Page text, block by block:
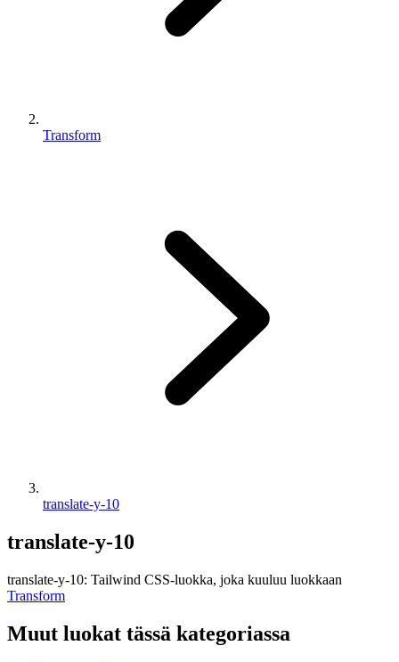
Transform
translate-y-10
translate-y-10
translate-y-10: Tailwind CSS-luokka, joka kuuluu luokkaan
Transform
Muut luokat tässä kategoriassa